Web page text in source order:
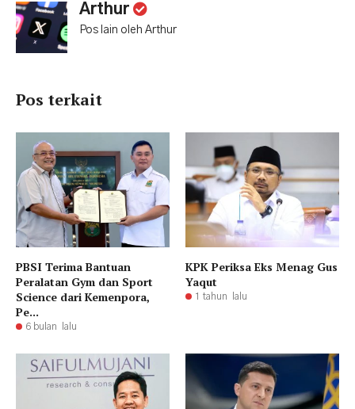
Arthur
Pos lain oleh Arthur
Pos terkait
PBSI Terima Bantuan
Peralatan Gym dan Sport
Science dari Kemenpora,
Pe...
6 bulan lalu
KPK Periksa Eks Menag Gus
Yaqut
1 tahun lalu